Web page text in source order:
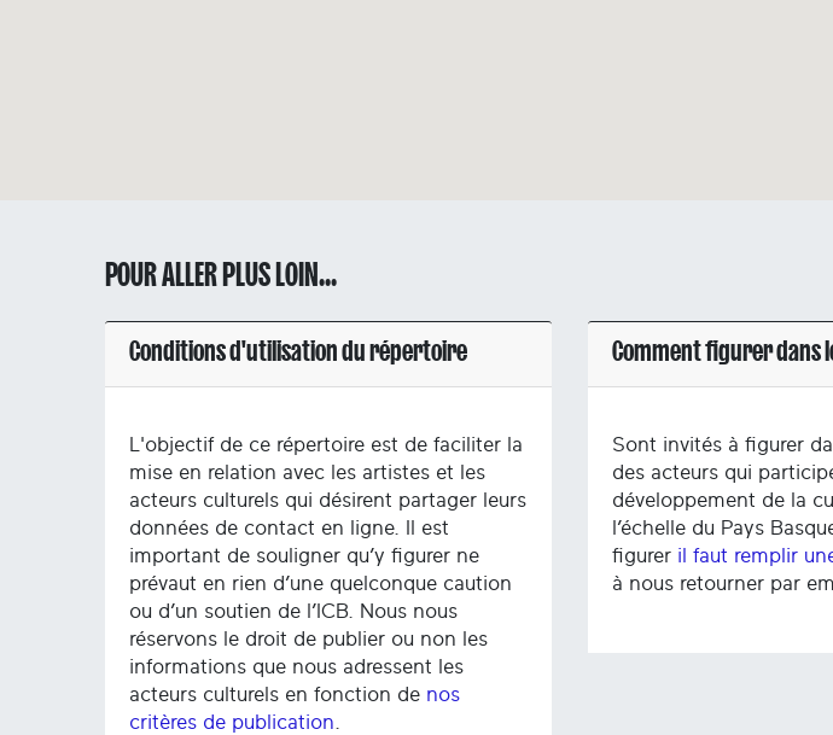
POUR ALLER PLUS LOIN...
Conditions d'utilisation du répertoire
L'objectif de ce répertoire est de faciliter la
mise en relation avec les artistes et les
acteurs culturels qui désirent partager leurs
données de contact en ligne. Il est
important de souligner qu’y figurer ne
prévaut en rien d’une quelconque caution
ou d’un soutien de l’ICB. Nous nous
réservons le droit de publier ou non les
informations que nous adressent les
acteurs culturels en fonction de nos
critères de publication
Comment figurer dans
Sont invités à figurer
des acteurs qui
développement de la
l’échelle du Pays
figurer il faut remplir
à nous retourner par